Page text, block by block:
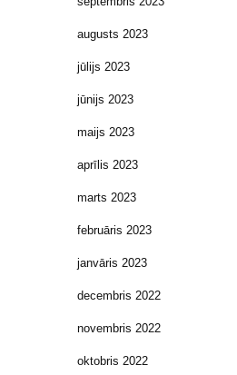
augusts 2023
jūlijs 2023
jūnijs 2023
maijs 2023
aprīlis 2023
marts 2023
februāris 2023
janvāris 2023
decembris 2022
novembris 2022
oktobris 2022